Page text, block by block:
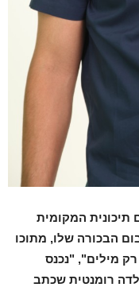
המקומית
הבכורה שלו, מתוכו
מילים", "נכנס
רומנטית שכתב